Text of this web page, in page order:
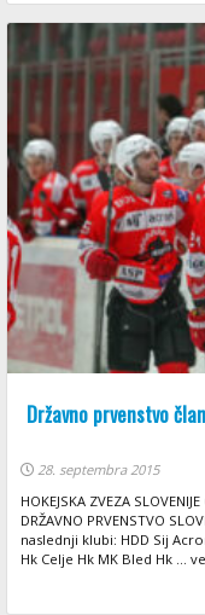
Državno prvenstvo
28. septembra 2015
HOKEJSKA ZVEZA
DRŽAVNO PRVENSTVO
naslednji klubi: HDD Sij
Hk Celje Hk MK Bled Hk ...